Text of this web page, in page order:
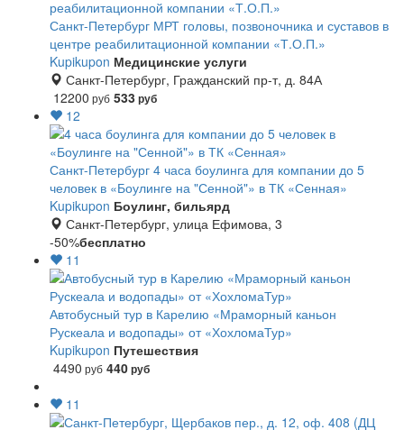
Санкт-Петербург МРТ головы, позвоночника и суставов в
центре реабилитационной компании «Т.О.П.»
Kupikupon Медицинские услуги
Санкт-Петербург, Гражданский пр-т, д. 84А
12200 руб 533руб
12
Санкт-Петербург 4 часа боулинга для компании до 5
человек в «Боулинге на "Сенной"» в ТК «Сенная»
Kupikupon Боулинг, бильярд
Санкт-Петербург, улица Ефимова, 3
-50%бесплатно
11
Автобусный тур в Карелию «Мраморный каньон
Рускеала и водопады» от «ХохломаТур»
Kupikupon Путешествия
4490 руб 440руб
11